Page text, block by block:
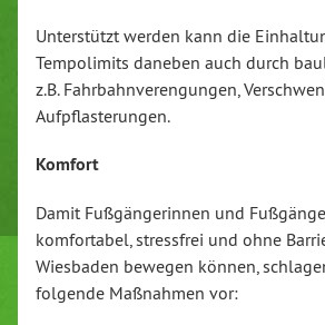
Unterstützt werden kann die
Tempolimits daneben auch durch
z.B. Fahrbahnverengungen,
Aufpflasterungen.
Komfort
Damit Fußgängerinnen und
komfortabel, stressfrei und ohne
Wiesbaden bewegen können,
folgende Maßnahmen vor: